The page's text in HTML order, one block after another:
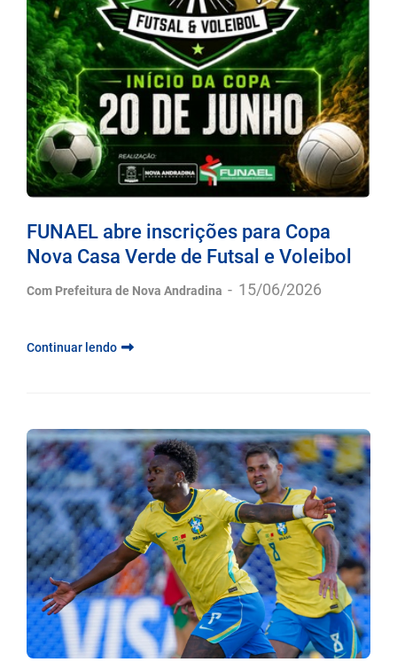
FUNAEL abre inscrições para Copa
Nova Casa Verde de Futsal e Voleibol
Com Prefeitura de Nova Andradina - 15/06/2026
Continuar lendo